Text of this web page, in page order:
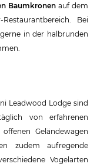
Baumkronen auf dem
Bei
in der halbrunden
Leadwood Lodge sind
von erfahrenen
Geländewagen
zudem aufregende
Vogelarten